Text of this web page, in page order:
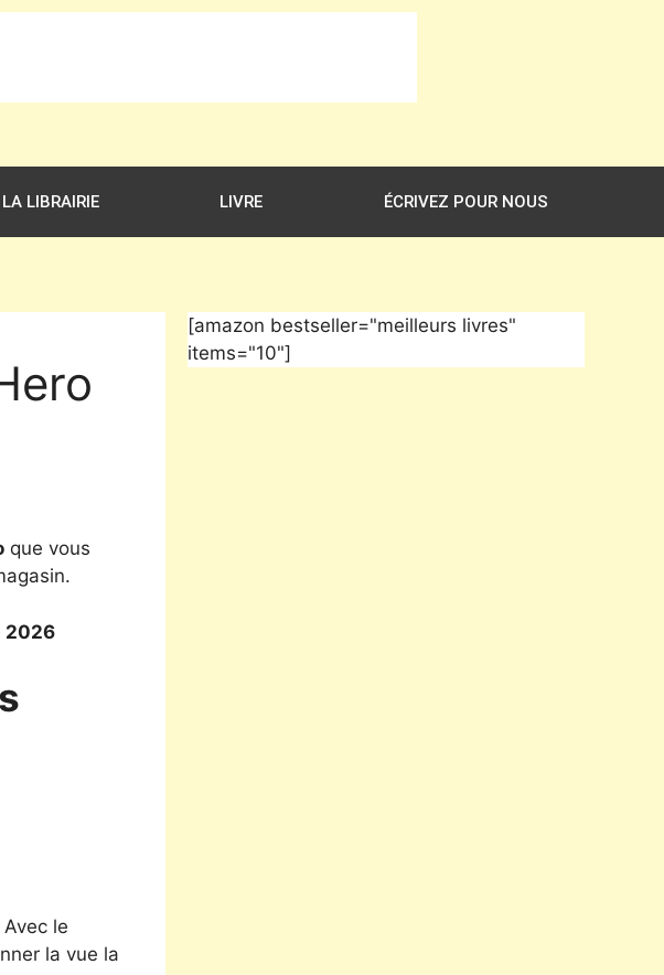
LA LIBRAIRIE LIVRE ÉCRIVEZ POUR NOUS
que vous
2026
Avec le
la vue la
[amazon bestseller="meilleurs livres"
items="10"]